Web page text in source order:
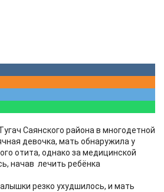
Саянского района в многодетной
девочка, мать обнаружила у
отита, однако за медицинской
начав лечить ребёнка
резко ухудшилось, и мать